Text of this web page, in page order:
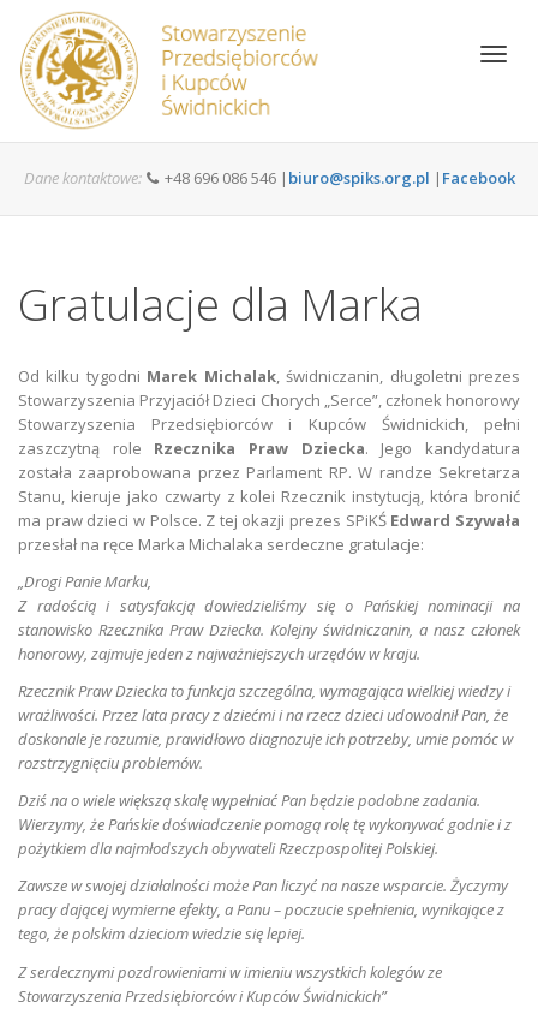
Dane kontaktowe: +48 696 086 546 | biuro@spiks.org.pl | Facebook
Gratulacje dla Marka
Od kilku tygodni Marek Michalak, świdniczanin, długoletni prezes
Stowarzyszenia Przyjaciół Dzieci Chorych „Serce”, członek honorowy
Stowarzyszenia Przedsiębiorców i Kupców Świdnickich, pełni
zaszczytną role Rzecznika Praw Dziecka. Jego kandydatura
została zaaprobowana przez Parlament RP. W randze Sekretarza
Stanu, kieruje jako czwarty z kolei Rzecznik instytucją, która bronić
ma praw dzieci w Polsce. Z tej okazji prezes SPiKŚ Edward Szywała
przesłał na ręce Marka Michalaka serdeczne gratulacje:
„Drogi Panie Marku,
Z radością i satysfakcją dowiedzieliśmy się o Pańskiej nominacji na
stanowisko Rzecznika Praw Dziecka. Kolejny świdniczanin, a nasz członek
honorowy, zajmuje jeden z najważniejszych urzędów w kraju.
Rzecznik Praw Dziecka to funkcja szczególna, wymagająca wielkiej wiedzy i
wrażliwości. Przez lata pracy z dziećmi i na rzecz dzieci udowodnił Pan, że
doskonale je rozumie, prawidłowo diagnozuje ich potrzeby, umie pomóc w
rozstrzygnięciu problemów.
Dziś na o wiele większą skalę wypełniać Pan będzie podobne zadania.
Wierzymy, że Pańskie doświadczenie pomogą rolę tę wykonywać godnie i z
pożytkiem dla najmłodszych obywateli Rzeczpospolitej Polskiej.
Zawsze w swojej działalności może Pan liczyć na nasze wsparcie. Życzymy
pracy dającej wymierne efekty, a Panu – poczucie spełnienia, wynikające z
tego, że polskim dzieciom wiedzie się lepiej.
Z serdecznymi pozdrowieniami w imieniu wszystkich kolegów ze
Stowarzyszenia Przedsiębiorców i Kupców Świdnickich”